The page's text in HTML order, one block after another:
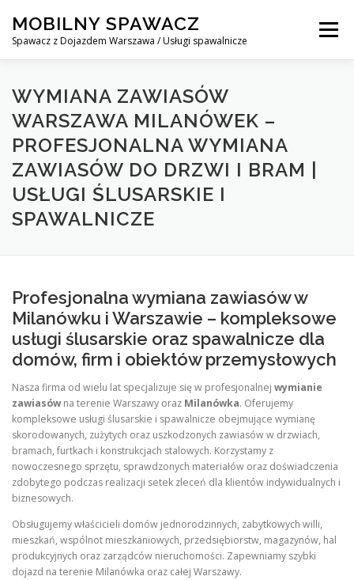
content
MOBILNY SPAWACZ
Spawacz z Dojazdem Warszawa / Usługi spawalnicze
Menu
MOBILNY SPAWACZ WARSZAWA
KONTAKT
WYMIANA ZAWIASÓW
WARSZAWA MILANÓWEK –
PROFESJONALNA WYMIANA
ZAWIASÓW DO DRZWI I BRAM |
USŁUGI ŚLUSARSKIE I
SPAWALNICZE
Profesjonalna wymiana zawiasów w
Milanówku i Warszawie – kompleksowe
usługi ślusarskie oraz spawalnicze dla
domów, firm i obiektów przemysłowych
Nasza firma od wielu lat specjalizuje się w profesjonalnej wymianie
zawiasówna terenie Warszawy oraz Milanówka. Oferujemy
kompleksowe usługi ślusarskie i spawalnicze obejmujące wymianę
skorodowanych, zużytych oraz uszkodzonych zawiasów w drzwiach,
bramach, furtkach i konstrukcjach stalowych. Korzystamy z
nowoczesnego sprzętu, sprawdzonych materiałów oraz doświadczenia
zdobytego podczas realizacji setek zleceń dla klientów indywidualnych i
biznesowych.
Obsługujemy właścicieli domów jednorodzinnych, zabytkowych willi,
mieszkań, wspólnot mieszkaniowych, przedsiębiorstw, magazynów, hal
produkcyjnych oraz zarządców nieruchomości. Zapewniamy szybki
dojazd na terenie Milanówka oraz całej Warszawy.